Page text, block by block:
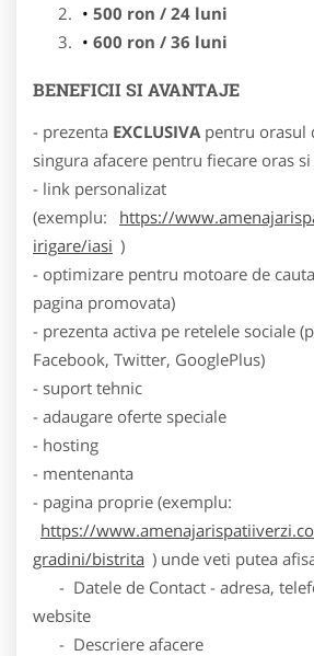
500 ron / 24 luni
600 ron / 36 luni
BENEFICII SI AVANTAJE
- prezenta EXCLUSIVA pentru orasul
singura afacere pentru fiecare oras
- link personalizat
(exemplu:
https://
irigare/iasi )
- optimizare pentru motoare de
pagina promovata)
- prezenta activa pe retelele sociale
Facebook, Twitter, GooglePlus)
- suport tehnic
- adaugare oferte speciale
- hosting
- mentenanta
- pagina proprie (exemplu:
https://
gradini/bistrita ) unde veti putea
- Datele de Contact - adresa,
website
- Descriere afacere